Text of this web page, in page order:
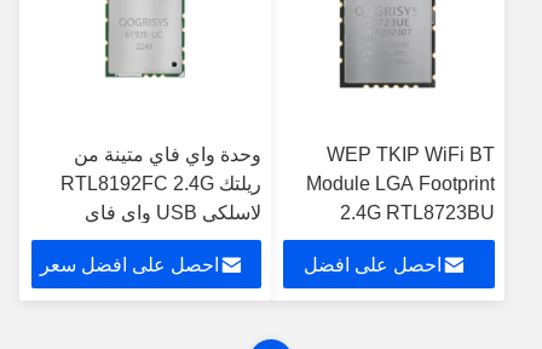
WEP TKIP WiFi BT
Module LGA Footprint
2.4G RTL8723BU
802.11b / g / b USB
محول لاسلكياحصل على افضل
وحدة واي فاي متينة من
ريلتك RTL8192FC 2.4G
لاسلكي USB واي فاي
احصل على افضل سعر